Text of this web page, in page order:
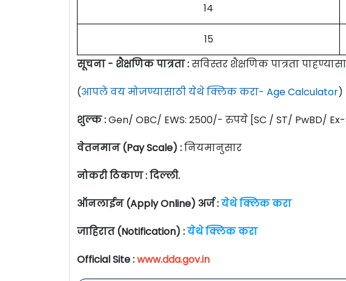
14
15
सूचना - शैक्षणिक पात्रता :सविस्तर शैक्षणिक पात्रता
(आपले वय मोजण्यासाठी येथे क्लिक करा- Age Calculator)
शुल्क :Gen/ OBC/ EWS: 2500/- रुपये [SC / ST/ PwBD/
वेतनमान (Pay Scale) :नियमानुसार
नोकरी ठिकाण : दिल्ली.
ऑनलाईन (Apply Online) अर्ज :येथे क्लिक करा
जाहिरात (Notification) :येथे क्लिक करा
Official Site :www.dda.gov.in